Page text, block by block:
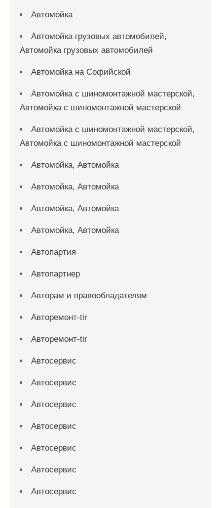
Автомойка
Автомойка грузовых автомобилей,
Автомойка грузовых автомобилей
Автомойка на Софийской
Автомойка с шиномонтажной мастерской,
Автомойка с шиномонтажной мастерской
Автомойка с шиномонтажной мастерской,
Автомойка с шиномонтажной мастерской
Автомойка, Автомойка
Автомойка, Автомойка
Автомойка, Автомойка
Автомойка, Автомойка
Автопартия
Автопартнер
Авторам и правообладателям
Авторемонт-tir
Авторемонт-tir
Автосервис
Автосервис
Автосервис
Автосервис
Автосервис
Автосервис
Автосервис